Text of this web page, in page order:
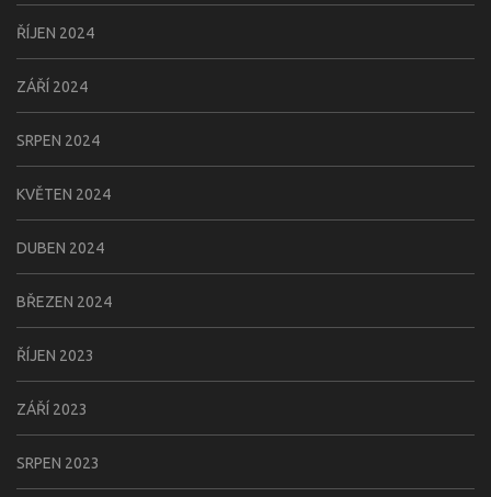
ŘÍJEN 2024
ZÁŘÍ 2024
SRPEN 2024
KVĚTEN 2024
DUBEN 2024
BŘEZEN 2024
ŘÍJEN 2023
ZÁŘÍ 2023
SRPEN 2023